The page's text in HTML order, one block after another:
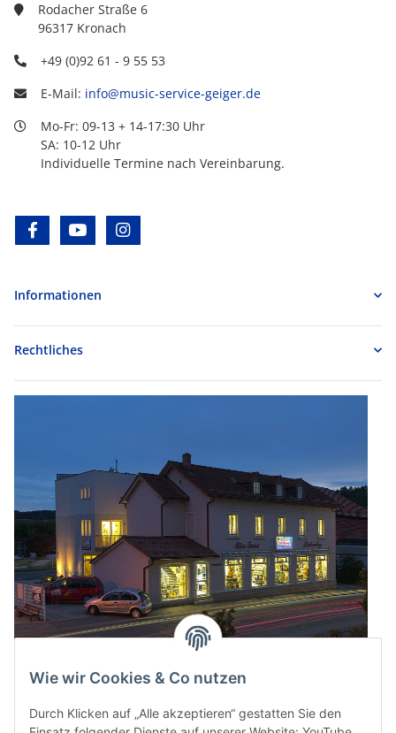
Wie wir Cookies & Co nutzen
Durch Klicken auf „Alle akzeptieren“ gestatten Sie den
Rodacher Straße 6
96317 Kronach
+49 (0)92 61 - 9 55 53
E-Mail: info@music-service-geiger.de
Mo-Fr: 09-13 + 14-17:30 Uhr
SA: 10-12 Uhr
Individuelle Termine nach Vereinbarung.
facebookyoutube
Informationen
Rechtliches